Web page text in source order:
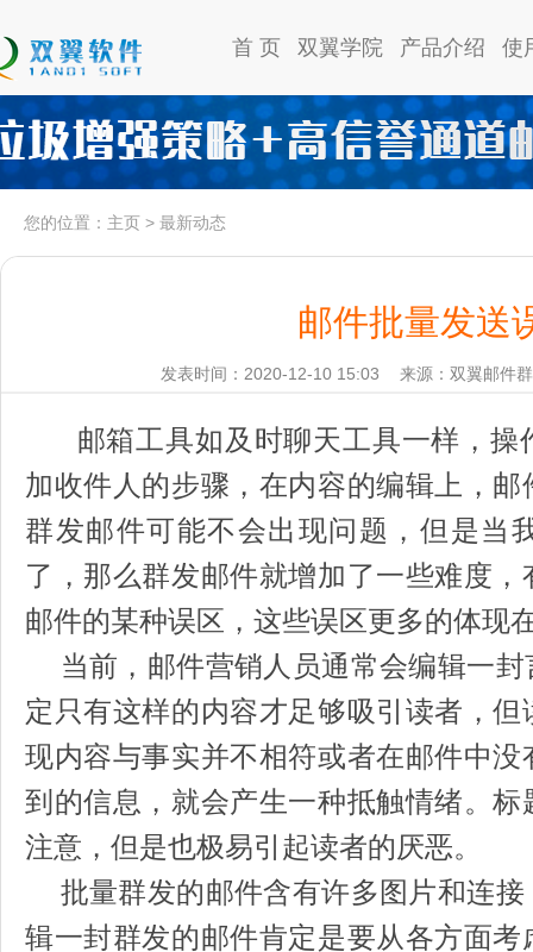
首 页 双翼学院 产品介绍 使
您的位置： 主页 > 最新动态
邮件批量发送
发表时间：2020-12-10 15:03 来源：双翼邮件
邮箱工具如及时聊天工具一样，操
加收件人的步骤，在内容的编辑上，
群发邮件可能不会出现问题，但是当
了，那么群发邮件就增加了一些难度
邮件的某种误区，这些误区更多的体现
当前，邮件营销人员通常会编辑一封
定只有这样的内容才足够吸引读者，
现内容与事实并不相符或者在邮件中
到的信息，就会产生一种抵触情绪。
注意，但是也极易引起读者的厌恶。
批量群发的邮件含有许多图片和连接
辑一封群发的邮件肯定是要从各方面